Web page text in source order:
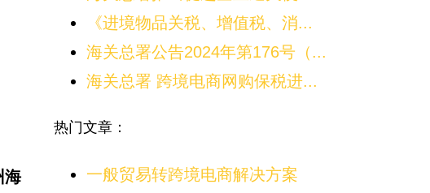
海
《进境物品关税、增值税、消...
海关总署公告2024年第176号（...
海关总署 跨境电商网购保税进...
热门文章：
一般贸易转跨境电商解决方案